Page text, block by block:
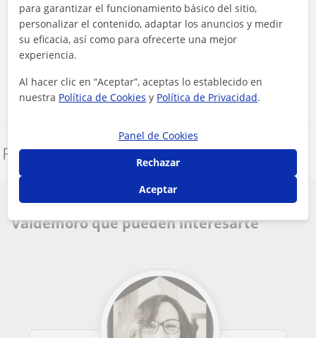
Al hacer clic, aceptas nuestroaviso legaly deprivacidad
Denunciar este perfil
Otros profesores de Costura en
Valdemoro que pueden interesarte
para garantizar el funcionamiento básico del sitio,
personalizar el contenido, adaptar los anuncios y medir
su eficacia, así como para ofrecerte una mejor
experiencia.
Al hacer clic en “Aceptar”, aceptas lo establecido en
nuestra Política de Cookies y Política de Privacidad.
Panel de Cookies
Rechazar
Aceptar